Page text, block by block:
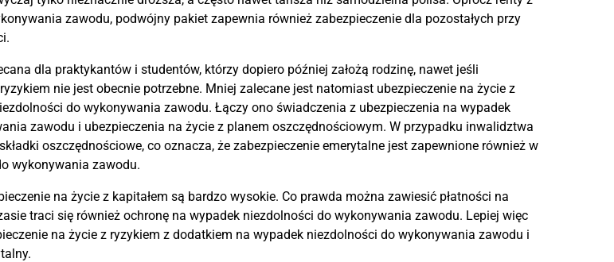
zawodu, podwójny pakiet zapewnia również zabezpieczenie dla pozostałych przy
dla praktykantów i studentów, którzy dopiero później założą rodzinę, nawet jeśli
nie jest obecnie potrzebne. Mniej zalecane jest natomiast ubezpieczenie na życie z
do wykonywania zawodu. Łączy ono świadczenia z ubezpieczenia na wypadek
zawodu i ubezpieczenia na życie z planem oszczędnościowym. W przypadku inwalidztwa
oszczędnościowe, co oznacza, że zabezpieczenie emerytalne jest zapewnione również w
wykonywania zawodu.
na życie z kapitałem są bardzo wysokie. Co prawda można zawiesić płatności na
traci się również ochronę na wypadek niezdolności do wykonywania zawodu. Lepiej więc
na życie z ryzykiem z dodatkiem na wypadek niezdolności do wykonywania zawodu i